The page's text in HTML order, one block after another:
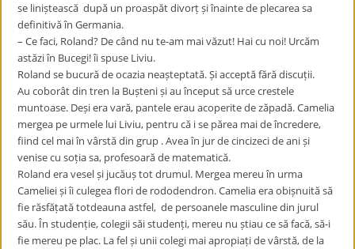
se liniștească după un proaspăt divorț și înainte de plecarea sa
definitivă în Germania.
– Ce faci, Roland? De când nu te-am mai văzut! Hai cu noi! Urcăm
astăzi în Bucegi! îi spuse Liviu.
Roland se bucură de ocazia neașteptată. Și acceptă fără discuții.
Au coborât din tren la Bușteni și au început să urce crestele
muntoase. Deși era vară, pantele erau acoperite de zăpadă. Camelia
mergea pe urmele lui Liviu, pentru că i se părea mai de încredere,
fiind cel mai în vârstă din grup . Avea în jur de cincizeci de ani și
venise cu soția sa, profesoară de matematică.
Roland era vesel și jucăuș tot drumul. Mergea mereu în urma
Cameliei și îi culegea flori de rododendron. Camelia era obișnuită să
fie răsfățată totdeauna astfel, de persoanele masculine din jurul
său. În studenție, colegii săi studenți, mereu nu știau ce să facă, să-i
fie mereu pe plac. La fel și unii colegi mai apropiați de vârstă, de la